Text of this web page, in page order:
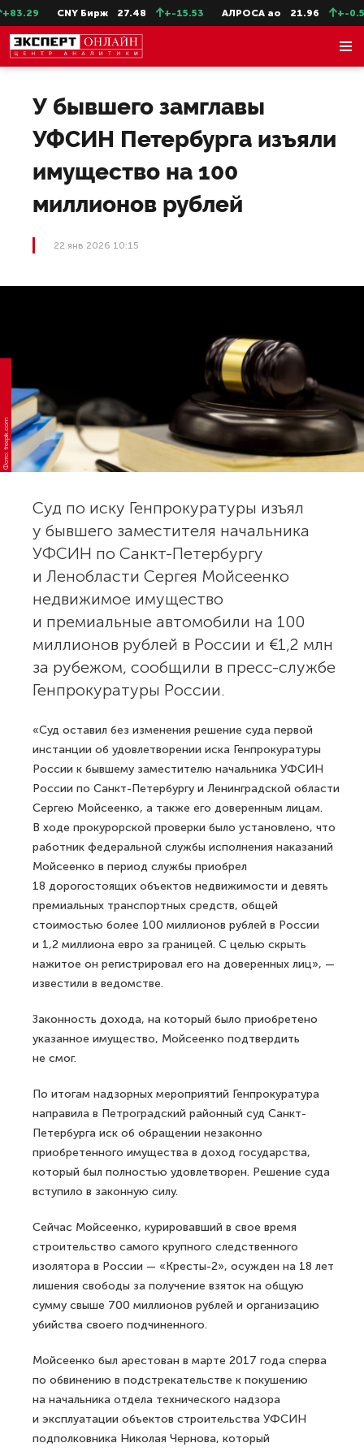
CNY Бирж 27.48 +-15.53 АЛРОСА ао 21.96 +-0.5
У бывшего замглавы
УФСИН Петербурга изъяли
имущество на 100
миллионов рублей
22 янв 2026 10:15
Фото: freepik.com
Суд по иску Генпрокуратуры изъял
у бывшего заместителя начальника
УФСИН по Санкт-Петербургу
и Ленобласти Сергея Мойсеенко
недвижимое имущество
и премиальные автомобили на 100
миллионов рублей в России и €1,2 млн
за рубежом, сообщили в пресс-службе
Генпрокуратуры России.
«Суд оставил без изменения решение суда первой
инстанции об удовлетворении иска Генпрокуратуры
России к бывшему заместителю начальника УФСИН
России по Санкт-Петербургу и Ленинградской области
Сергею Мойсеенко, а также его доверенным лицам.
В ходе прокурорской проверки было установлено, что
работник федеральной службы исполнения наказаний
Мойсеенко в период службы приобрел
18 дорогостоящих объектов недвижимости и девять
премиальных транспортных средств, общей
стоимостью более 100 миллионов рублей в России
и 1,2 миллиона евро за границей. С целью скрыть
нажитое он регистрировал его на доверенных лиц», —
известили в ведомстве.
Законность дохода, на который было приобретено
указанное имущество, Мойсеенко подтвердить
не смог.
По итогам надзорных мероприятий Генпрокуратура
направила в Петроградский районный суд Санкт-
Петербурга иск об обращении незаконно
приобретенного имущества в доход государства,
который был полностью удовлетворен. Решение суда
вступило в законную силу.
Сейчас Мойсеенко, курировавший в свое время
строительство самого крупного следственного
изолятора в России — «Кресты-2», осужден на 18 лет
лишения свободы за получение взяток на общую
сумму свыше 700 миллионов рублей и организацию
убийства своего подчиненного.
Мойсеенко был арестован в марте 2017 года сперва
по обвинению в подстрекательстве к покушению
на начальника отдела технического надзора
и эксплуатации объектов строительства УФСИН
подполковника Николая Чернова, который